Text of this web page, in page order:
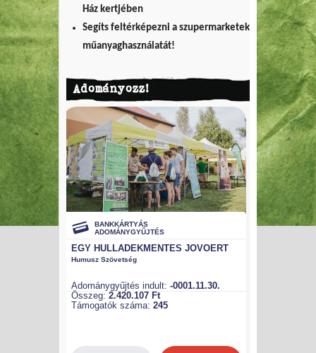
Ház kertjében
Segíts feltérképezni a szupermarketek
műanyaghasználatát!
Adományozz!